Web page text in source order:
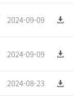
2024-09-09
2024-09-09
2024-08-23